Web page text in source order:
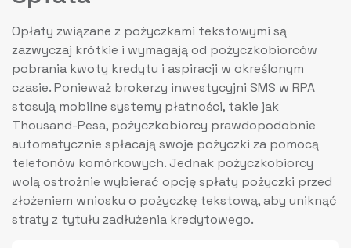
Opłaty związane z pożyczkami tekstowymi są
zazwyczaj krótkie i wymagają od pożyczkobiorców
pobrania kwoty kredytu i aspiracji w określonym
czasie. Ponieważ brokerzy inwestycyjni SMS w RPA
stosują mobilne systemy płatności, takie jak
Thousand-Pesa, pożyczkobiorcy prawdopodobnie
automatycznie spłacają swoje pożyczki za pomocą
telefonów komórkowych. Jednak pożyczkobiorcy
wolą ostrożnie wybierać opcję spłaty pożyczki przed
złożeniem wniosku o pożyczkę tekstową, aby uniknąć
straty z tytułu zadłużenia kredytowego.